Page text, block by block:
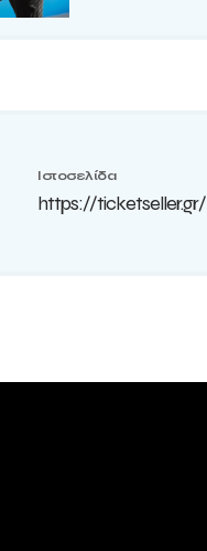
Ιστοσελίδα
https://ticketseller.gr/